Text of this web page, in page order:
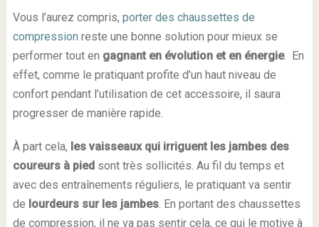
Vous l’aurez compris, porter des chaussettes de
compression reste une bonne solution pour mieux se
performer tout en gagnant en évolution et en énergie. En
effet, comme le pratiquant profite d’un haut niveau de
confort pendant l’utilisation de cet accessoire, il saura
progresser de manière rapide.
À part cela, les vaisseaux qui irriguent les jambes des
coureurs à piedsont très sollicités. Au fil du temps et
avec des entraînements réguliers, le pratiquant va sentir
de lourdeurs sur les jambes. En portant des chaussettes
de compression, il ne va pas sentir cela, ce qui le motive à